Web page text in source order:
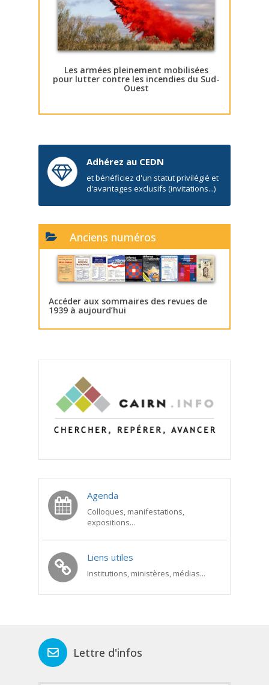
Les armées pleinement mobilisées
pour lutter contre les incendies du Sud-
Ouest
Adhérez au CEDN
et bénéficiez d'un statut privilégié et
d'avantages exclusifs (invitations...)
Anciens numéros
Accéder aux sommaires des revues de
1939 à aujourd’hui
Agenda
Colloques, manifestations,
expositions...
Liens utiles
Institutions, ministères, médias...
Lettre d'infos